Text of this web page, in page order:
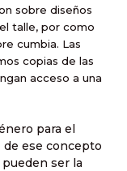
sobre diseños
talle, por como
cumbia. Las
copias de las
acceso a una
para el
de ese concepto
ser la